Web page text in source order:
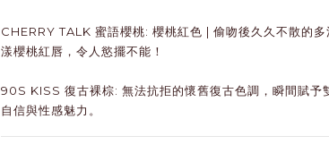
CHERRY TALK 蜜語櫻桃: 櫻桃紅色 | 偷吻後久久不散的多
漾櫻桃紅唇，令人慾擺不能！
90S KISS 復古裸棕: 無法抗拒的懷舊復古色調，瞬間賦予
自信與性感魅力。